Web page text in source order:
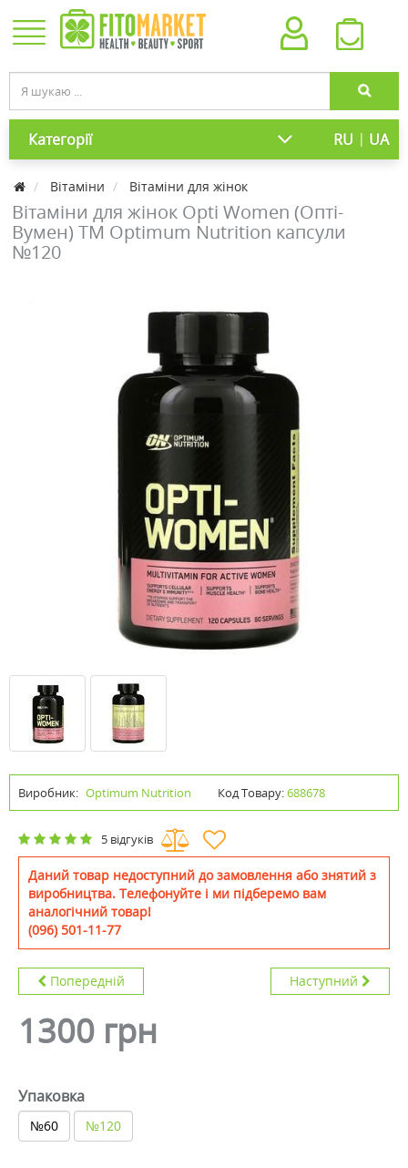
Категорії RU | UA
Вітаміни Вітаміни для жінок
Вітаміни для жінок Opti Women (Опті-
Вумен) ТМ Optimum Nutrition капсули
№120
Виробник: Optimum Nutrition Код Товару:688678
5 відгуків
Даний товар недоступний до замовлення або знятий з
виробництва. Телефонуйте і ми підберемо вам
аналогічний товар!
(096) 501-11-77
Попередній Наступний
1300 грн
Упаковка
№60 №120